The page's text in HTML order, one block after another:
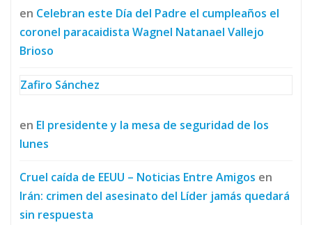
en Celebran este Día del Padre el cumpleaños el
coronel paracaidista Wagnel Natanael Vallejo
Brioso
Zafiro Sánchez
en El presidente y la mesa de seguridad de los
lunes
Cruel caída de EEUU – Noticias Entre Amigos en
Irán: crimen del asesinato del Líder jamás quedará
sin respuesta